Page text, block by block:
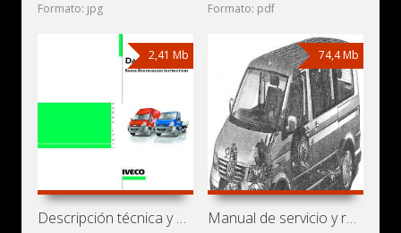
Formato: jpg Formato: pdf
2,41 Mb
Descripción técnica y manual de instrucciones Iveco Daily
74,4 Mb
Manual de servicio y reparación Volkswagen Transporter T5